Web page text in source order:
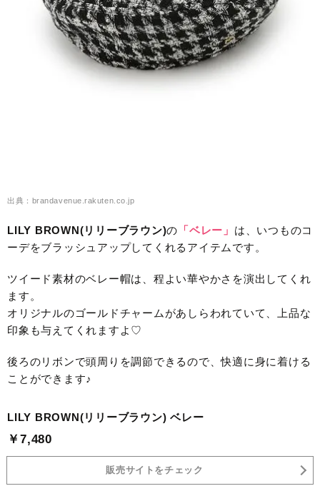
出典：brandavenue.rakuten.co.jp
LILY BROWN(リリーブラウン)の 「ベレー」 は、いつものコ
ーデをブラッシュアップしてくれるアイテムです。
ツイード素材のベレー帽は、程よい華やかさを演出してくれ
ます。
オリジナルのゴールドチャームがあしらわれていて、上品な
印象も与えてくれますよ♡
後ろのリボンで頭周りを調節できるので、快適に身に着ける
ことができます♪
LILY BROWN(リリーブラウン) ベレー
￥7,480
販売サイトをチェック